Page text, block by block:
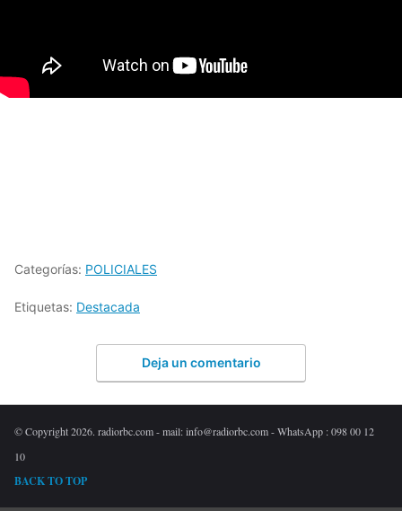
Categorías: POLICIALES
Etiquetas: Destacada
Deja un comentario
© Copyright 2026. radiorbc.com - mail: info@radiorbc.com - WhatsApp : 098 00 12
10
BACK TO TOP